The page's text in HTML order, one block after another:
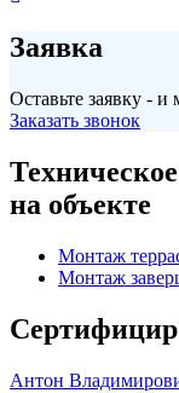
Заявка
Оставьте заявку -
Заказать звонок
на объекте
Монтаж
Монтаж
Антон